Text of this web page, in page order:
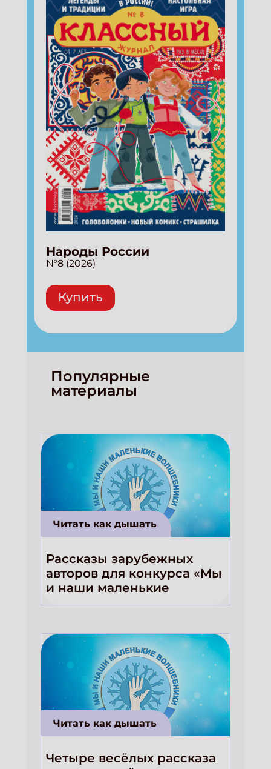
Народы России
№8 (2026)
Купить
Популярные
материалы
Читать как дышать
Рассказы зарубежных
авторов для конкурса «Мы
и наши маленькие
волшебники!»
Читать как дышать
Четыре весёлых рассказа
ПОДПИСАТЬСЯ